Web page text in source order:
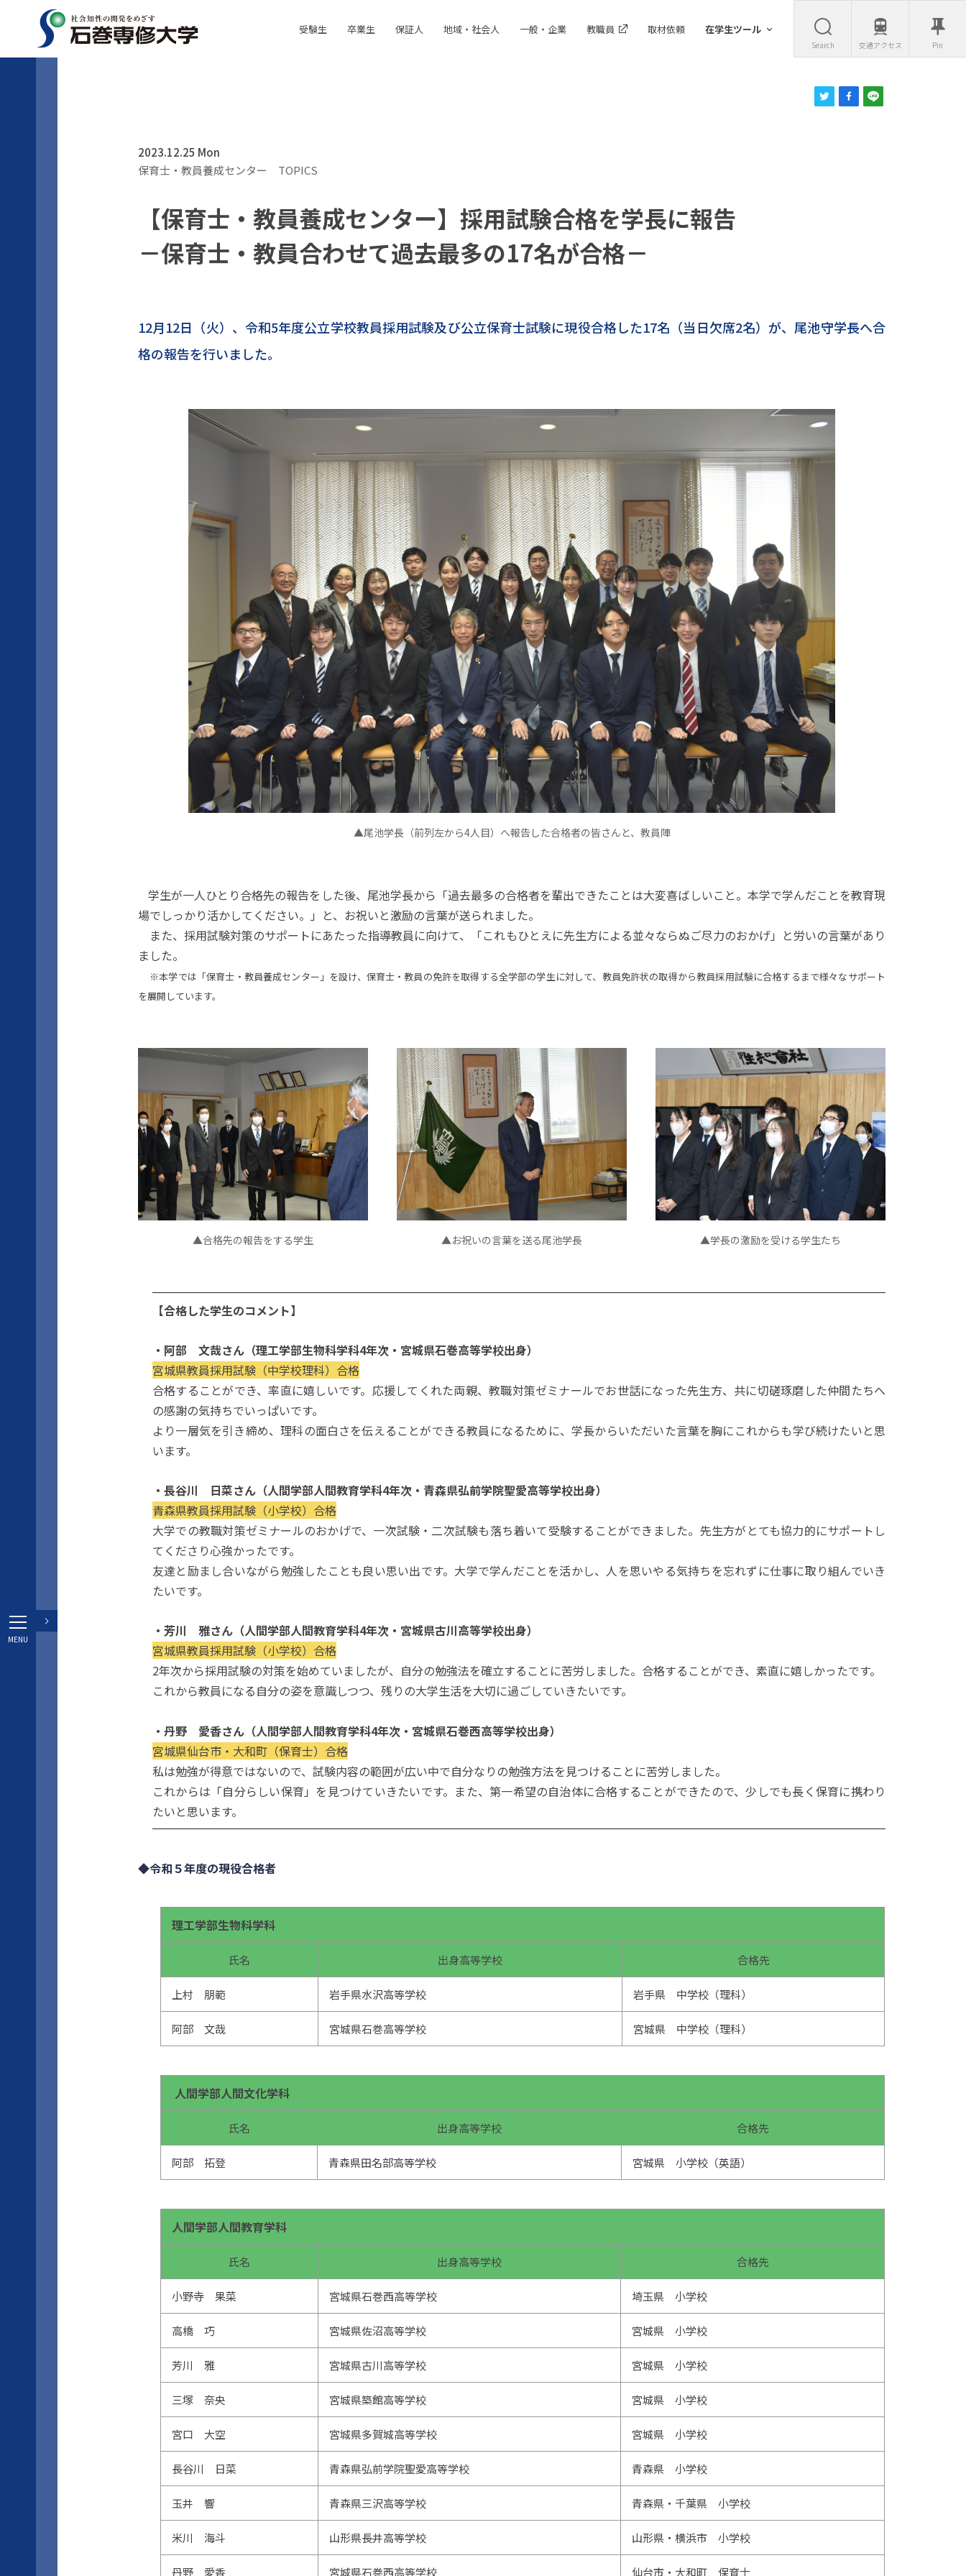
受験生 卒業生 保証人 地域・社会人 一般・企業 教職員 取材依頼 在学生ツール
Search 交通アクセス Pin
2023.12.25 Mon
保育士・教員養成センター
TOPICS
【保育士・教員養成センター】採用試験合格を学長に報告
－保育士・教員合わせて過去最多の17名が合格－
12月12日（火）、令和5年度公立学校教員採用試験及び公立保育士試験に現役合格した17名（当日欠席2名）が、尾池守学長へ合
格の報告を行いました。
▲尾池学長（前列左から4人目）へ報告した合格者の皆さんと、教員陣
学生が一人ひとり合格先の報告をした後、尾池学長から「過去最多の合格者を輩出できたことは大変喜ばしいこと。本学で学んだことを教育現
場でしっかり活かしてください。」と、お祝いと激励の言葉が送られました。
また、採用試験対策のサポートにあたった指導教員に向けて、「これもひとえに先生方による並々ならぬご尽力のおかげ」と労いの言葉があり
ました。
※本学では「保育士・教員養成センター」を設け、保育士・教員の免許を取得する全学部の学生に対して、教員免許状の取得から教員採用試験に合格するまで様々なサポート
を展開しています。
▲合格先の報告をする学生 ▲お祝いの言葉を送る尾池学長 ▲学長の激励を受ける学生たち
【合格した学生のコメント】
・阿部 文哉さん（理工学部生物科学科4年次・宮城県石巻高等学校出身）
宮城県教員採用試験（中学校理科）合格
合格することができ、率直に嬉しいです。応援してくれた両親、教職対策ゼミナールでお世話になった先生方、共に切磋琢磨した仲間たちへ
の感謝の気持ちでいっぱいです。
より一層気を引き締め、理科の面白さを伝えることができる教員になるために、学長からいただいた言葉を胸にこれからも学び続けたいと思
います。
・長谷川 日菜さん（人間学部人間教育学科4年次・青森県弘前学院聖愛高等学校出身）
青森県教員採用試験（小学校）合格
大学での教職対策ゼミナールのおかげで、一次試験・二次試験も落ち着いて受験することができました。先生方がとても協力的にサポートし
てくださり心強かったです。
友達と励まし合いながら勉強したことも良い思い出です。大学で学んだことを活かし、人を思いやる気持ちを忘れずに仕事に取り組んでいき
たいです。
・芳川 雅さん（人間学部人間教育学科4年次・宮城県古川高等学校出身）
宮城県教員採用試験（小学校）合格
2年次から採用試験の対策を始めていましたが、自分の勉強法を確立することに苦労しました。合格することができ、素直に嬉しかったです。
これから教員になる自分の姿を意識しつつ、残りの大学生活を大切に過ごしていきたいです。
・丹野 愛香さん（人間学部人間教育学科4年次・宮城県石巻西高等学校出身）
宮城県仙台市・大和町（保育士）合格
私は勉強が得意ではないので、試験内容の範囲が広い中で自分なりの勉強方法を見つけることに苦労しました。
これからは「自分らしい保育」を見つけていきたいです。また、第一希望の自治体に合格することができたので、少しでも長く保育に携わり
たいと思います。
◆令和５年度の現役合格者
理工学部生物科学科
氏名 出身高等学校 合格先
上村 朋範 岩手県水沢高等学校 岩手県 中学校（理科）
阿部 文哉 宮城県石巻高等学校 宮城県 中学校（理科）
人間学部人間文化学科
氏名 出身高等学校 合格先
阿部 拓登 青森県田名部高等学校 宮城県 小学校（英語）
人間学部人間教育学科
氏名 出身高等学校 合格先
小野寺 果菜 宮城県石巻西高等学校 埼玉県 小学校
高橋 巧 宮城県佐沼高等学校 宮城県 小学校
芳川 雅 宮城県古川高等学校 宮城県 小学校
三塚 奈央 宮城県築館高等学校 宮城県 小学校
宮口 大空 宮城県多賀城高等学校 宮城県 小学校
長谷川 日菜 青森県弘前学院聖愛高等学校 青森県 小学校
玉井 響 青森県三沢高等学校 青森県・千葉県 小学校
米川 海斗 山形県長井高等学校 山形県・横浜市 小学校
丹野 愛香 宮城県石巻西高等学校 仙台市・大和町 保育士